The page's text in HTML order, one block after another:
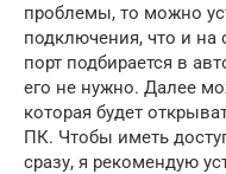
проблемы, то можно
подключения, что и на
порт подбирается в
его не нужно. Далее
которая будет
ПК. Чтобы иметь
сразу, я рекомендую